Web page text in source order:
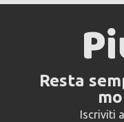
Resta
Iscriviti